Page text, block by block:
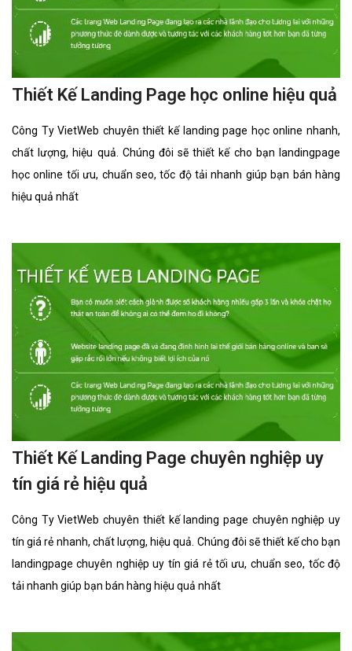
Thiết Kế Landing Page học online hiệu quả
Công Ty VietWeb chuyên thiết kế landing page học online nhanh,
chất lượng, hiệu quả. Chúng đôi sẽ thiết kế cho bạn landingpage
học online tối ưu, chuẩn seo, tốc độ tải nhanh giúp bạn bán hàng
hiệu quả nhất
Thiết Kế Landing Page chuyên nghiệp uy
tín giá rẻ hiệu quả
Công Ty VietWeb chuyên thiết kế landing page chuyên nghiệp uy
tín giá rẻ nhanh, chất lượng, hiệu quả. Chúng đôi sẽ thiết kế cho bạn
landingpage chuyên nghiệp uy tín giá rẻ tối ưu, chuẩn seo, tốc độ
tải nhanh giúp bạn bán hàng hiệu quả nhất